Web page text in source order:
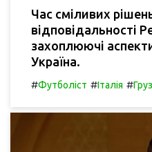
Час сміливих
відповідальності
захоплюючі
Україна.
#Футболіст #Італія #